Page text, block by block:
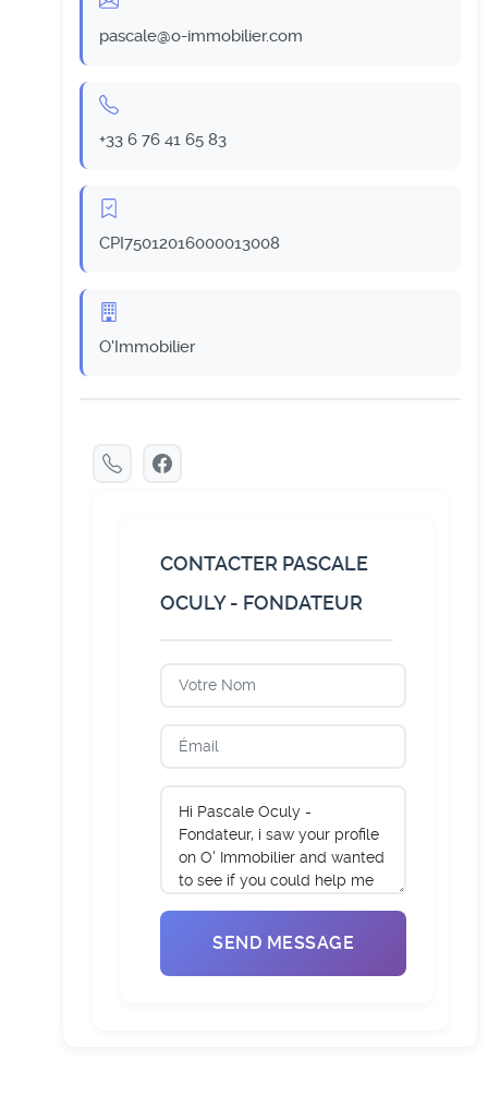
pascale@o-immobilier.com
+33 6 76 41 65 83
CPI75012016000013008
O'Immobilier
CONTACTER PASCALE
OCULY - FONDATEUR
SEND MESSAGE